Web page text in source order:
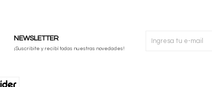
NEWSLETTER
¡Suscribite y recibí todas nuestras novedades!